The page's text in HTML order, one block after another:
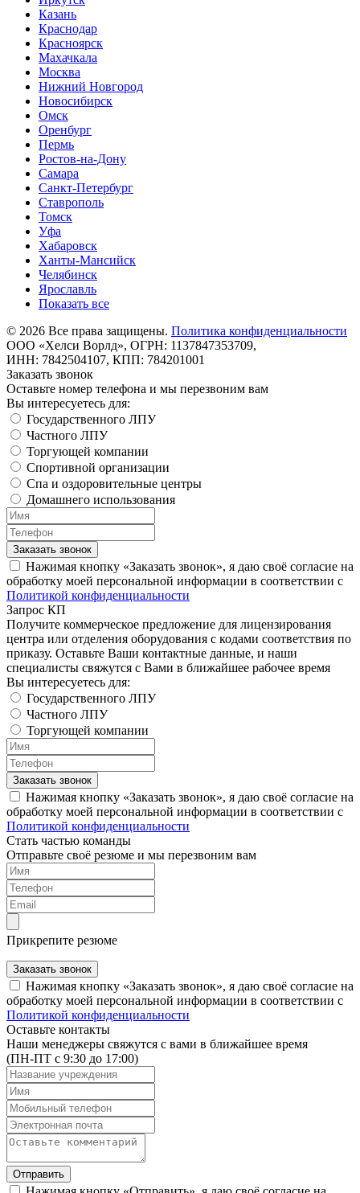
Казань
Краснодар
Красноярск
Махачкала
Москва
Нижний Новгород
Новосибирск
Омск
Оренбург
Пермь
Ростов-на-Дону
Самара
Санкт-Петербург
Ставрополь
Томск
Уфа
Хабаровск
Ханты-Мансийск
Челябинск
Ярославль
Показать все
© 2026 Все права защищены. Политика конфиденциальности
ООО «Хелси Ворлд», ОГРН: 1137847353709,
ИНН: 7842504107, КПП: 784201001
Заказать звонок
Оставьте номер телефона и мы перезвоним вам
Вы интересуетесь для:
Государственного ЛПУ
Частного ЛПУ
Торгующей компании
Спортивной организации
Спа и оздоровительные центры
Домашнего использования
Заказать звонок
Нажимая кнопку «Заказать звонок», я даю своё согласие на
обработку моей персональной информации в соответствии с
Политикой конфиденциальности
Запрос КП
Получите коммерческое предложение для лицензирования
центра или отделения оборудования с кодами соответствия по
приказу. Оставьте Ваши контактные данные, и наши
специалисты свяжутся с Вами в ближайшее рабочее время
Вы интересуетесь для:
Государственного ЛПУ
Частного ЛПУ
Торгующей компании
Заказать звонок
Нажимая кнопку «Заказать звонок», я даю своё согласие на
обработку моей персональной информации в соответствии с
Политикой конфиденциальности
Стать частью команды
Отправьте своё резюме и мы перезвоним вам
Прикрепите резюме
Заказать звонок
Нажимая кнопку «Заказать звонок», я даю своё согласие на
обработку моей персональной информации в соответствии с
Политикой конфиденциальности
Оставьте контакты
Наши менеджеры свяжутся с вами в ближайшее время
(ПН-ПТ с 9:30 до 17:00)
Отправить